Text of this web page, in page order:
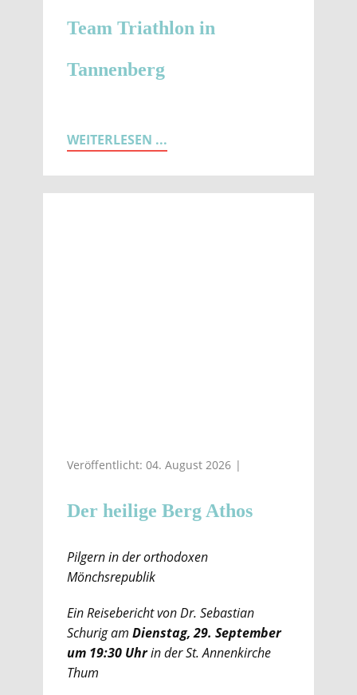
Team Triathlon in
Tannenberg
WEITERLESEN ...
Veröffentlicht: 04. August 2026
Der heilige Berg Athos
Pilgern in der orthodoxen
Mönchsrepublik
Ein Reisebericht von Dr. Sebastian
Schurig am Dienstag, 29. September
um 19:30 Uhrin der St. Annenkirche
Thum